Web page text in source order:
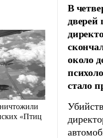
«Птиц
В
дверей
около
стало